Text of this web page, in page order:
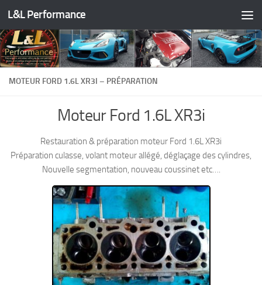
Skip to content
L&L Performance
MOTEUR FORD 1.6L XR3I – PRÉPARATION
Moteur Ford 1.6L XR3i
Restauration & préparation moteur Ford 1.6L XR3i
Préparation culasse, volant moteur allégé, déglaçage des cylindres,
Nouvelle segmentation, nouveau coussinet etc….